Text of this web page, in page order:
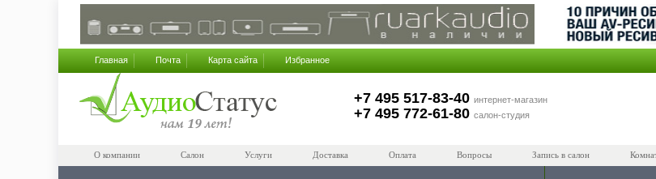
Главная Почта Карта сайта Избранное
+7 495 517-83-40 интернет-магазин
+7 495 772-61-80 салон-студия
О компании Салон Услуги Доставка Оплата Вопросы Запись в салон